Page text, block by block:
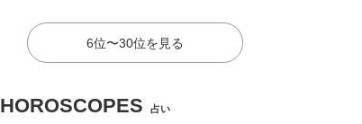
6位〜30位を見る
HOROSCOPES 占い